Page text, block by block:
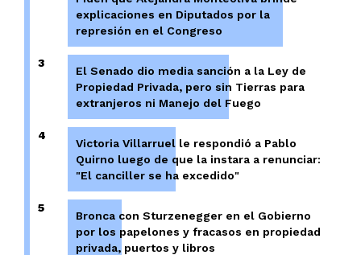
explicaciones en Diputados por la
represión en el Congreso
3
El Senado dio media sanción a la Ley de
Propiedad Privada, pero sin Tierras para
extranjeros ni Manejo del Fuego
4
Victoria Villarruel le respondió a Pablo
Quirno luego de que la instara a renunciar:
"El canciller se ha excedido"
5
Bronca con Sturzenegger en el Gobierno
por los papelones y fracasos en propiedad
privada, puertos y libros